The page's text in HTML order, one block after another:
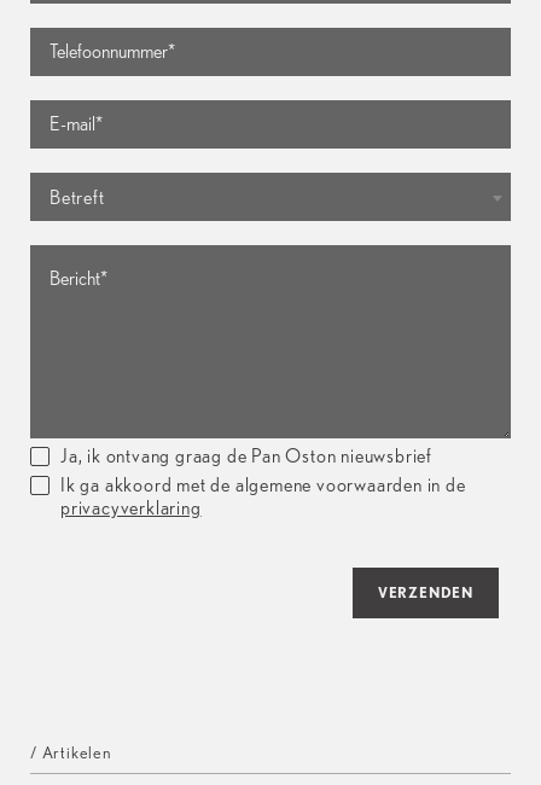
Betreft
Ja, ik ontvang graag de Pan Oston nieuwsbrief
Ik ga akkoord met de algemene voorwaarden in de
privacyverklaring
VERZENDEN
/ Artikelen